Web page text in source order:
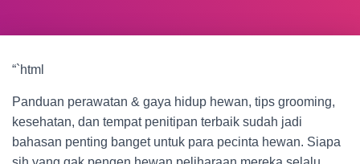
“`html
Panduan perawatan & gaya hidup hewan, tips grooming,
kesehatan, dan tempat penitipan terbaik sudah jadi
bahasan penting banget untuk para pecinta hewan. Siapa